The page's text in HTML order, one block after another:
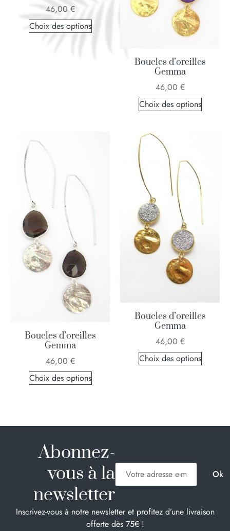
46,00 €
Choix des options
Boucles d’oreilles
Gemma
46,00 €
Choix des options
Boucles d’oreilles
Gemma
46,00 €
Choix des options
Boucles d’oreilles
Gemma
46,00 €
Choix des options
Abonnez-
vous à la
newsletter
Inscrivez-vous à notre newsletter et profitez d’une livraison
offerte dès 75€ !